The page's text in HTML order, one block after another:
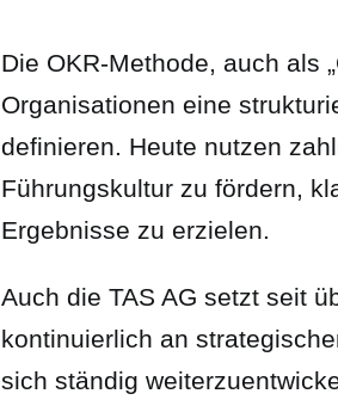
Die OKR-Methode, auch als
Organisationen eine
definieren. Heute nutzen
Führungskultur zu fördern,
Ergebnisse zu erzielen.
Auch die TAS AG setzt seit
kontinuierlich an
sich ständig